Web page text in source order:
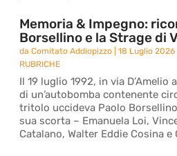
Memoria & Impegno:
Borsellino e la Strage di
daComitato Addiopizzo |18 Luglio 2026
RUBRICHE
Il 19 luglio 1992, in via D’Amelio
di un’autobomba contenente
tritolo uccideva Paolo
sua scorta – Emanuela Loi,
Catalano, Walter Eddie Cosina e